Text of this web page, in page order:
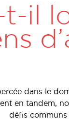
t-il
dans le
en tandem,
défis communs